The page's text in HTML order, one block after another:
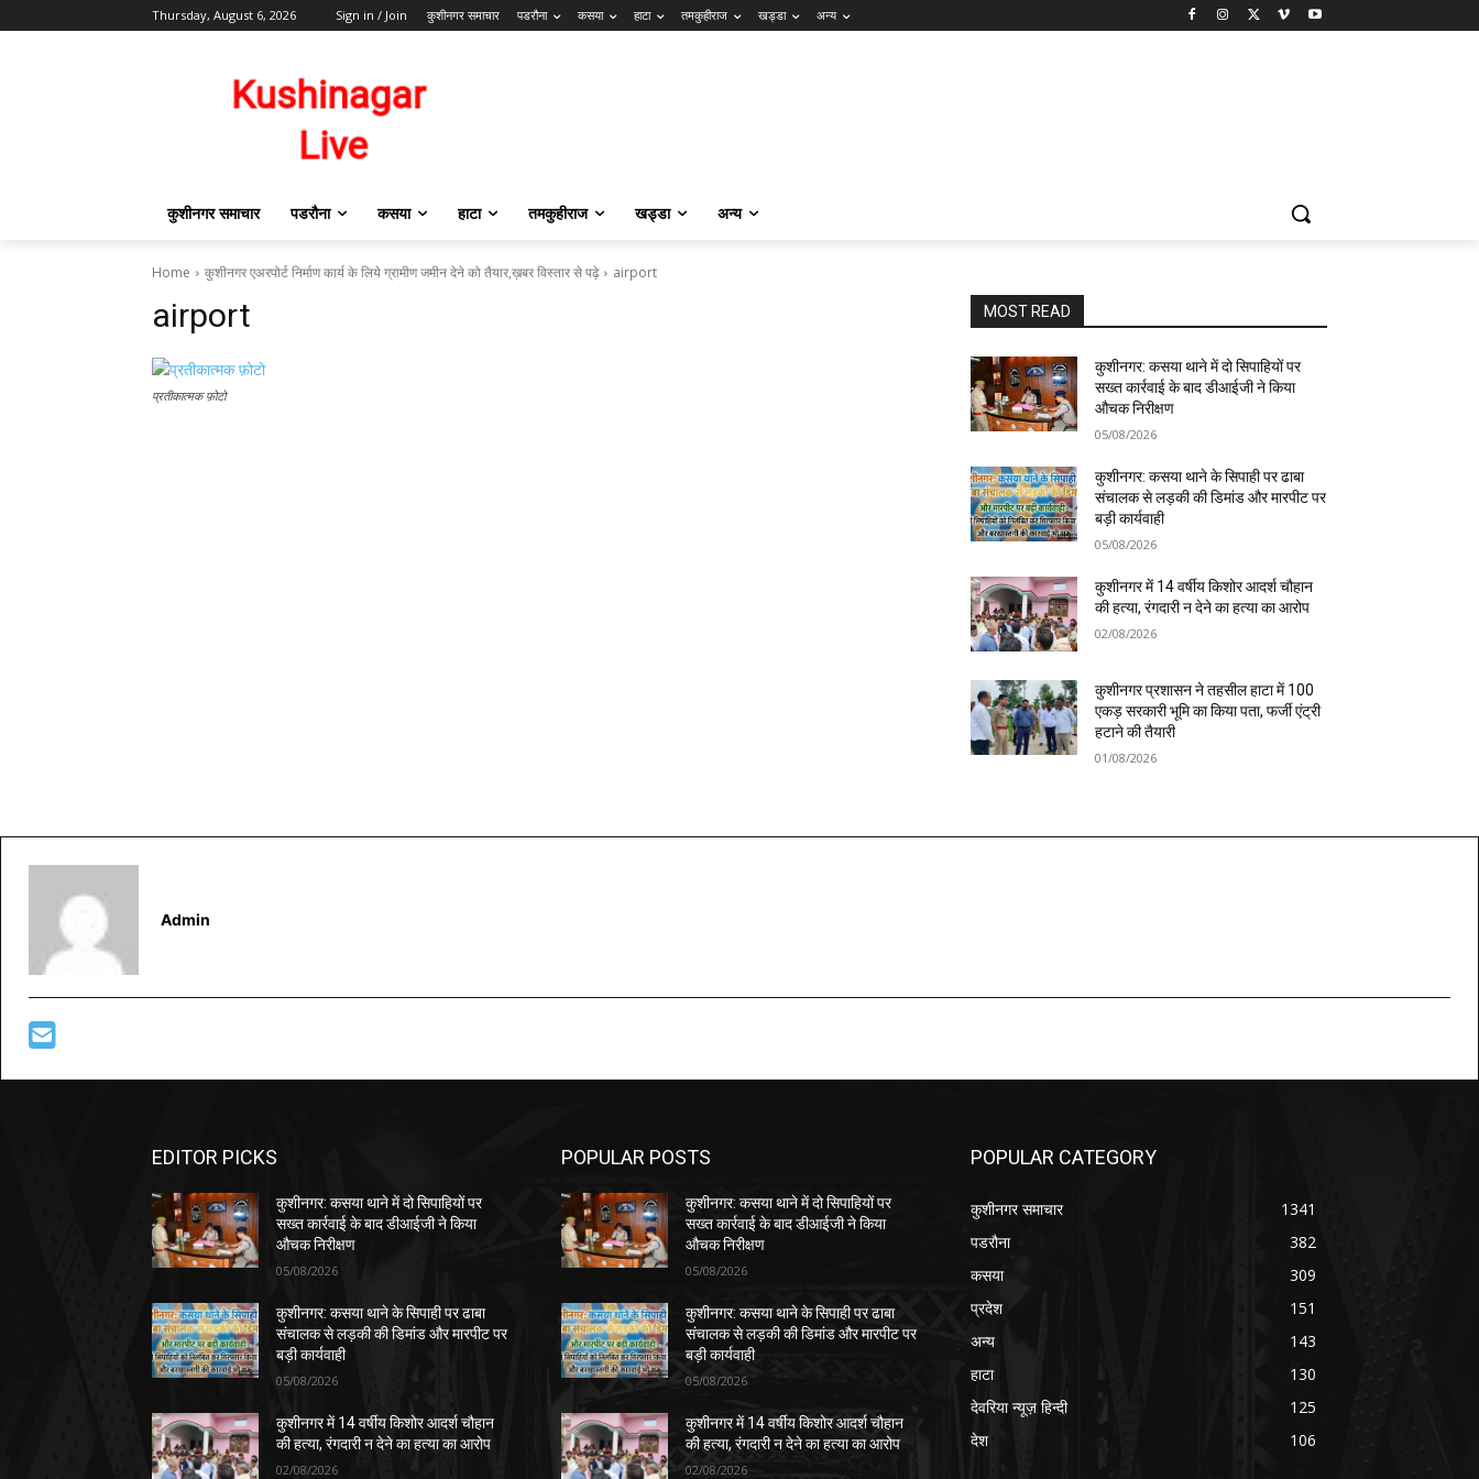
Thursday, August 6, 2026 Sign in / Join कुशीनगर समाचार पडरौना कसया हाटा तमकुहीराज खड्डा अन्य
कुशीनगर समाचार पडरौना कसया हाटा तमकुहीराज खड्डा अन्य
Home कुशीनगर एअरपोर्ट निर्माण कार्य के लिये ग्रामीण जमीन देने को तैयार,ख़बर विस्तार से पढ़े airport
airport
प्रतीकात्मक फ़ोटो
MOST READ
कुशीनगर: कसया थाने में दो सिपाहियों पर
सख्त कार्रवाई के बाद डीआईजी ने किया
औचक निरीक्षण
05/08/2026
कुशीनगर: कसया थाने के सिपाही पर ढाबा
संचालक से लड़की की डिमांड और मारपीट पर
बड़ी कार्यवाही
05/08/2026
कुशीनगर में 14 वर्षीय किशोर आदर्श चौहान
की हत्या, रंगदारी न देने का हत्या का आरोप
02/08/2026
कुशीनगर प्रशासन ने तहसील हाटा में 100
एकड़ सरकारी भूमि का किया पता, फर्जी एंट्री
हटाने की तैयारी
01/08/2026
Admin
EDITOR PICKS
कुशीनगर: कसया थाने में दो सिपाहियों पर
सख्त कार्रवाई के बाद डीआईजी ने किया
औचक निरीक्षण
05/08/2026
कुशीनगर: कसया थाने के सिपाही पर ढाबा
संचालक से लड़की की डिमांड और मारपीट पर
बड़ी कार्यवाही
05/08/2026
कुशीनगर में 14 वर्षीय किशोर आदर्श चौहान
की हत्या, रंगदारी न देने का हत्या का आरोप
02/08/2026
POPULAR POSTS
कुशीनगर: कसया थाने में दो सिपाहियों पर
सख्त कार्रवाई के बाद डीआईजी ने किया
औचक निरीक्षण
05/08/2026
कुशीनगर: कसया थाने के सिपाही पर ढाबा
संचालक से लड़की की डिमांड और मारपीट पर
बड़ी कार्यवाही
05/08/2026
कुशीनगर में 14 वर्षीय किशोर आदर्श चौहान
की हत्या, रंगदारी न देने का हत्या का आरोप
02/08/2026
POPULAR CATEGORY
कुशीनगर समाचार
1341
पडरौना
382
कसया
309
प्रदेश
151
अन्य
143
हाटा
130
देवरिया न्यूज़ हिन्दी
125
देश
106